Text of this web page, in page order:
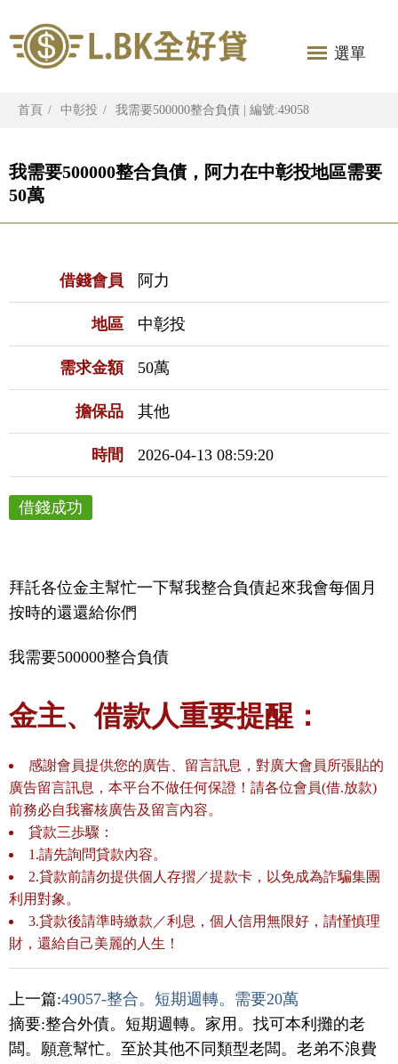
選單
首頁 中彰投 我需要500000整合負債 | 編號:49058
我需要500000整合負債，阿力在中彰投地區需要
50萬
借錢會員 阿力
地區 中彰投
需求金額 50萬
擔保品 其他
時間 2026-04-13 08:59:20
借錢成功
拜託各位金主幫忙一下幫我整合負債起來我會每個月
按時的還還給你們
我需要500000整合負債
金主、借款人重要提醒：
感謝會員提供您的廣告、留言訊息，對廣大會員所張貼的
廣告留言訊息，本平台不做任何保證！請各位會員(借.放款)
前務必自我審核廣告及留言內容。
貸款三歩驟：
1.請先詢問貸款內容。
2.貸款前請勿提供個人存摺／提款卡，以免成為詐騙集團
利用對象。
3.貸款後請準時繳款／利息，個人信用無限好，請慬慎理
財，還給自己美麗的人生！
上一篇:49057-整合。短期週轉。需要20萬
摘要:整合外債。短期週轉。家用。找可本利攤的老
闆。願意幫忙。至於其他不同類型老闆。老弟不浪費